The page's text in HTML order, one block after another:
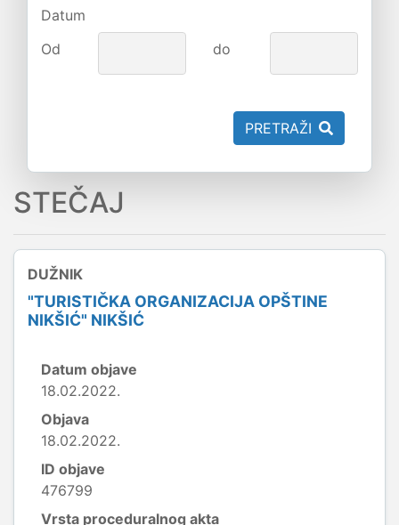
Datum
Od
do
PRETRAŽI
STEČAJ
DUŽNIK
"TURISTIČKA ORGANIZACIJA OPŠTINE
NIKŠIĆ" NIKŠIĆ
Datum objave
18.02.2022.
Objava
18.02.2022.
ID objave
476799
Vrsta proceduralnog akta